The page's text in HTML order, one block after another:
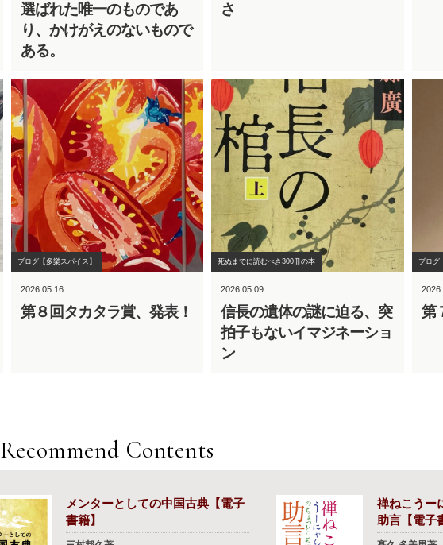
選ばれた唯一のものであ
り、かけがえのないもので
ある。
さ
2026.05.16
第８回タカタラ賞、発表！
ブログ【多樂スパイス】
2026.05.09
信長の遺体の謎に迫る、突
拍子もないイマジネーショ
ン
死ぬまでに読むべき300冊の本
第
ブログ
Recommend Contents
メンターとしての中国古典【電子
書籍】
禅ねこうー
助言【電子